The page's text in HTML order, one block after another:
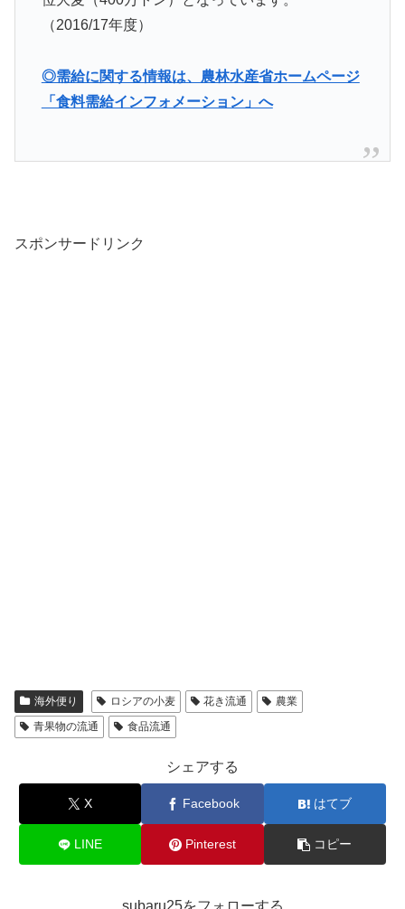
（2016/17年度）
◎需給に関する情報は、農林水産省ホームページ
「食料需給インフォメーション」へ
スポンサードリンク
海外便り ロシアの小麦 花き流通
農業
青果物の流通
食品流通
シェアする
X Facebook はてブ
LINE Pinterest コピー